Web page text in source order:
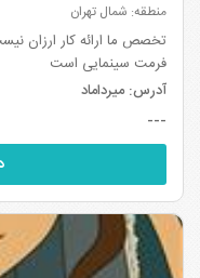
منطقه: شمال تهران
تخصص ما ارائه کار ارزان
فرمت سینمایی است
آدرس:میرداماد
---